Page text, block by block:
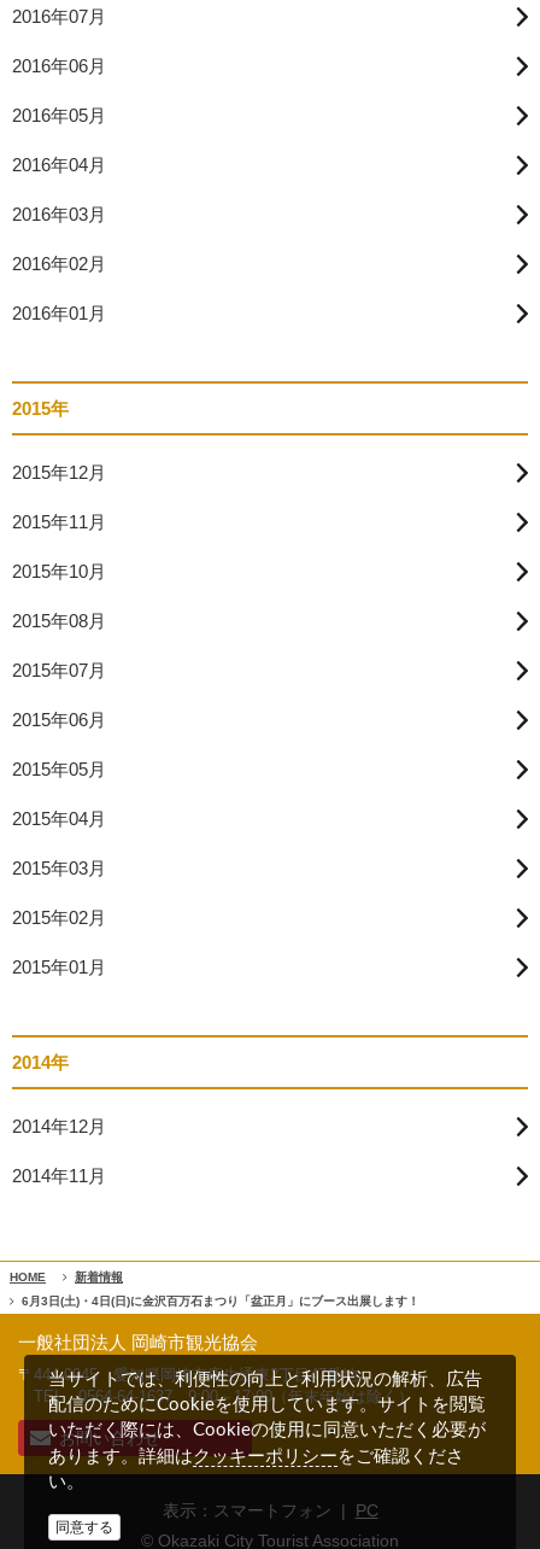
2016年07月
2016年06月
2016年05月
2016年04月
2016年03月
2016年02月
2016年01月
2015年
2015年12月
2015年11月
2015年10月
2015年08月
2015年07月
2015年06月
2015年05月
2015年04月
2015年03月
2015年02月
2015年01月
2014年
2014年12月
2014年11月
HOME
新着情報
6月3日(土)・4日(日)に金沢百万石まつり「盆正月」にブース出展します！
一般社団法人 岡崎市観光協会
〒444-0045 愛知県岡崎市康生通東2丁目47番地
TEL 0564-64-16379:00～17:00（年末年始は除く）
お問い合わせ
表示：スマートフォン | PC
© Okazaki City Tourist Association
当サイトでは、利便性の向上と利用状況の解析、広告
配信のためにCookieを使用しています。サイトを閲覧
いただく際には、Cookieの使用に同意いただく必要が
あります。詳細はクッキーポリシー をご確認くださ
い。
同意する